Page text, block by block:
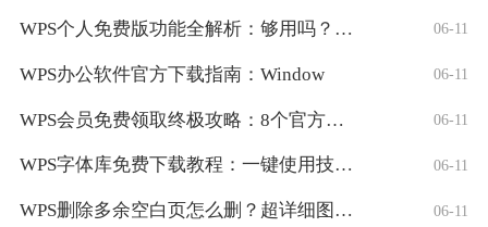
WPS个人免费版功能全解析：够用吗？适合 06-11
WPS办公软件官方下载指南：Window 06-11
WPS会员免费领取终极攻略：8个官方认证 06-11
WPS字体库免费下载教程：一键使用技巧与 06-11
WPS删除多余空白页怎么删？超详细图文教 06-11